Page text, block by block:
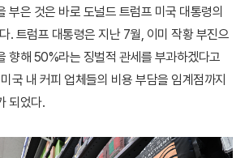
부은 것은 바로 도널드 트럼프 미국 대통령의
. 트럼프 대통령은 지난 7월, 이미 작황 부진으
향해 50%라는 징벌적 관세를 부과하겠다고
국 내 커피 업체들의 비용 부담을 임계점까지
되었다.